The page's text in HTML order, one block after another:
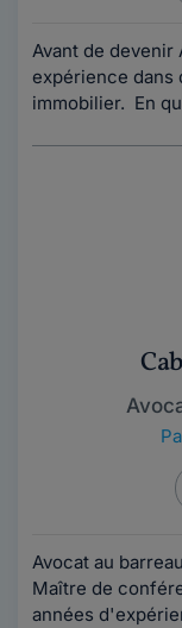
Avant de devenir
expérience
immobilier. En
Avocat au
Maître de
années